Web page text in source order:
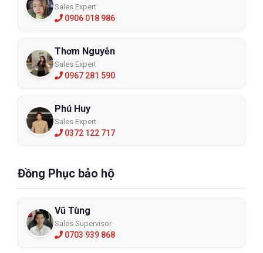
Sales Expert
0906 018 986
Thơm Nguyễn
Sales Expert
0967 281 590
Phú Huy
Sales Expert
0372 122 717
Đồng Phục bảo hộ
Vũ Tùng
Sales Supervisor
0703 939 868